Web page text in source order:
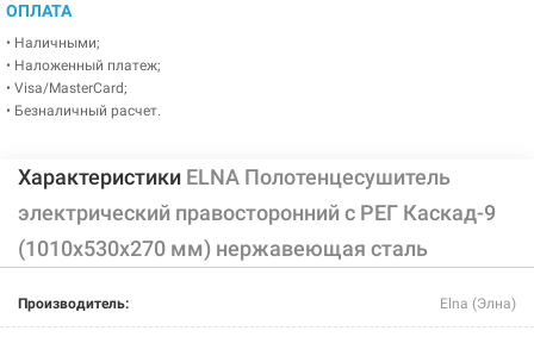
ОПЛАТА
• Наличными;
• Наложенный платеж;
• Visa/MasterCard;
• Безналичный расчет.
Характеристики ELNA Полотенцесушитель
электрический правосторонний с РЕГ Каскад-9
(1010х530х270 мм) нержавеющая сталь
Производитель: Elna (Элна)